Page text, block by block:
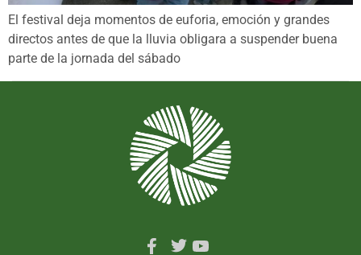
El festival deja momentos de euforia, emoción y grandes
directos antes de que la lluvia obligara a suspender buena
parte de la jornada del sábado